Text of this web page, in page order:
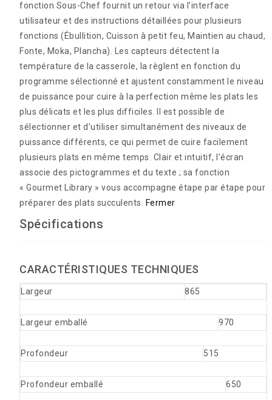
fonction Sous-Chef fournit un retour via l’interface
utilisateur et des instructions détaillées pour plusieurs
fonctions (Ébullition, Cuisson à petit feu, Maintien au chaud,
Fonte, Moka, Plancha). Les capteurs détectent la
température de la casserole, la règlent en fonction du
programme sélectionné et ajustent constamment le niveau
de puissance pour cuire à la perfection même les plats les
plus délicats et les plus difficiles. Il est possible de
sélectionner et d’utiliser simultanément des niveaux de
puissance différents, ce qui permet de cuire facilement
plusieurs plats en même temps. Clair et intuitif, l’écran
associe des pictogrammes et du texte ; sa fonction
« Gourmet Library » vous accompagne étape par étape pour
préparer des plats succulents.
Fermer
Spécifications
CARACTÉRISTIQUES TECHNIQUES
Largeur 865
Largeur emballé 970
Profondeur 515
Profondeur emballé 650